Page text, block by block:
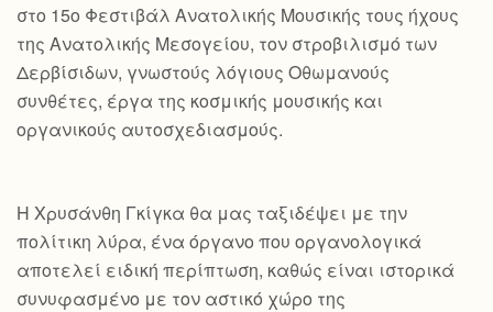
στο 15ο Φεστιβάλ Ανατολικής Μουσικής τους ήχους
της Ανατολικής Μεσογείου, τον στροβιλισμό των
Δερβίσιδων, γνωστούς λόγιους Οθωμανούς
συνθέτες, έργα της κοσμικής μουσικής και
οργανικούς αυτοσχεδιασμούς.
Η Χρυσάνθη Γκίγκα θα μας ταξιδέψει με την
πολίτικη λύρα, ένα όργανο που οργανολογικά
αποτελεί ειδική περίπτωση, καθώς είναι ιστορικά
συνυφασμένο με τον αστικό χώρο της